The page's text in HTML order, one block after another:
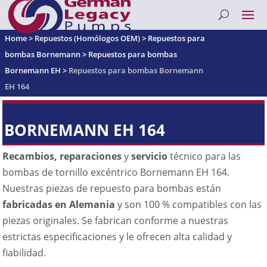
Home> Repuestos (Homólogos OEM)> Repuestos para
bombas Bornemann> Repuestos para bombas
Bornemann EH > Repuestos para bombas Bornemann
EH 164
BORNEMANN EH 164
Recambios, reparacionesyserviciotécnico para las
bombas de tornillo excéntrico Bornemann EH 164.
Nuestras piezas de repuesto para bombas están
fabricadas en Alemania y son 100 % compatibles con las
piezas originales. Se fabrican conforme a nuestras
estrictas especificaciones y le ofrecen alta calidad y
fiabilidad.